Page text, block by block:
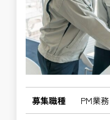
募集職種 PM業